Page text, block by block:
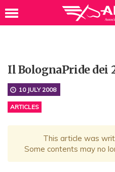
Il BolognaPride dei
10 JULY 2008
ARTICLES
This article was
Some contents may no